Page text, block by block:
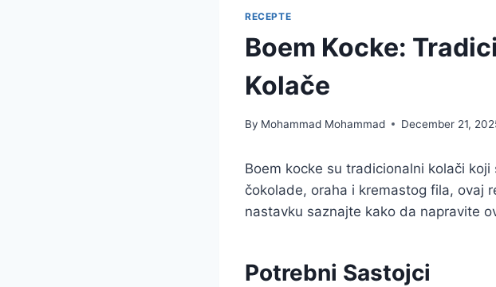
RECEPTE
Boem Kocke:
Kolače
By Mohammad Mohammad December 21,
Boem kocke su tradicionalni kolači
čokolade, oraha i kremastog fila, ovaj
nastavku saznajte kako da napravite
Potrebni Sastojci